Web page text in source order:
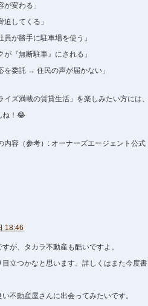
が変わる」
迫してくる」
員が勝手に駐車場を使う」
が『無断駐車』にされる」
を委託 → 住民の声が届かない」
イズ満載の賃貸生活」を楽しみたい方には
ね！😂
内容（参考）: オーナーズエージェント公式
18:46
が、タカラ不動産も酷いですよ。
目立つかなと思います。詳しくはまた今度
不動産屋さんに出会ってみたいです。